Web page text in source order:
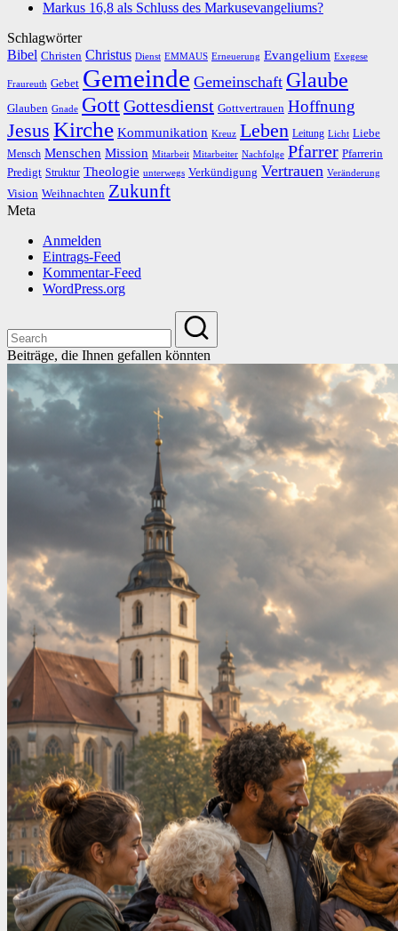
Markus 16,8 als Schluss des Markusevangeliums?
Schlagwörter
Bibel Christen Christus Dienst EMMAUS Erneuerung Evangelium Exegese
Fraureuth Gebet Gemeinde Gemeinschaft Glaube
Glauben Gnade GottGottesdienst Gottvertrauen Hoffnung
Jesus Kirche Kommunikation Kreuz Leben Leitung Licht Liebe
Mensch Menschen Mission Mitarbeit Mitarbeiter Nachfolge Pfarrer Pfarrerin
Predigt Struktur Theologie unterwegs Verkündigung Vertrauen Veränderung
Vision Weihnachten Zukunft
Meta
Anmelden
Eintrags-Feed
Kommentar-Feed
WordPress.org
Beiträge, die Ihnen gefallen könnten